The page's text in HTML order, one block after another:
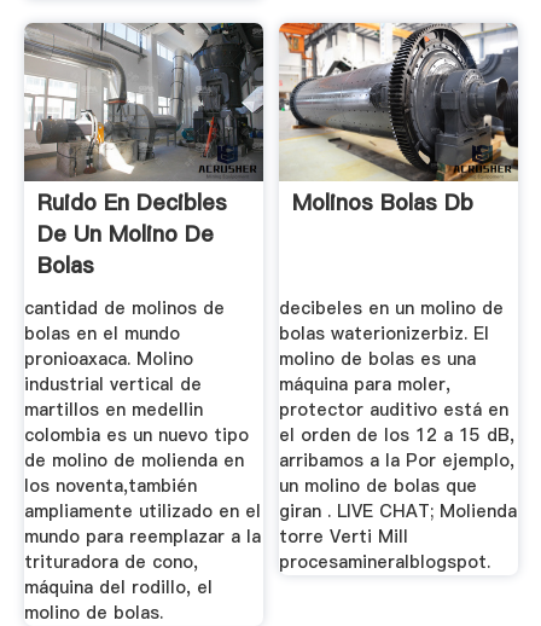
Ruido En Decibles
De Un Molino De
Bolas
cantidad de molinos de
bolas en el mundo
pronioaxaca. Molino
industrial vertical de
martillos en medellin
colombia es un nuevo tipo
de molino de molienda en
los noventa,también
ampliamente utilizado en el
mundo para reemplazar a la
trituradora de cono,
máquina del rodillo, el
molino de bolas.
Molinos Bolas Db
decibeles en un molino de
bolas waterionizerbiz. El
molino de bolas es una
máquina para moler,
protector auditivo está en
el orden de los 12 a 15 dB,
arribamos a la Por ejemplo,
un molino de bolas que
giran . LIVE CHAT; Molienda
torre Verti Mill
procesamineralblogspot.